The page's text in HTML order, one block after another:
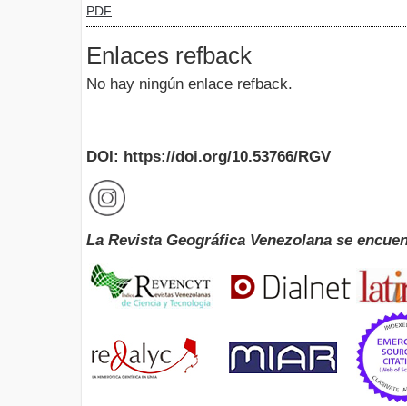
PDF
Enlaces refback
No hay ningún enlace refback.
DOI: https://doi.org/10.53766/RGV
La Revista Geográfica Venezolana se